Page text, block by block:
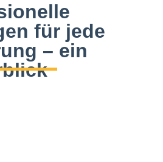
für jede
– ein